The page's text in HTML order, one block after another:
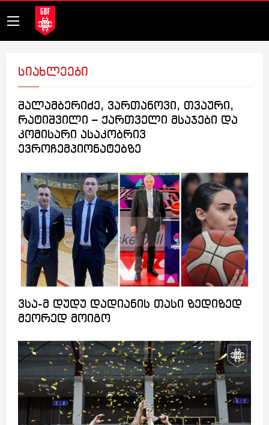
სიახლეები
შალამბერიძე, ვართანოვი, თვაური,
რატიშვილი – ქართველი მსაჯები და
კომისარი ასაკობრივ
ევროჩემპიონატებზე
ვსა-მ დუდუ დადიანის თასი ზედიზედ
მეორედ მოიგო